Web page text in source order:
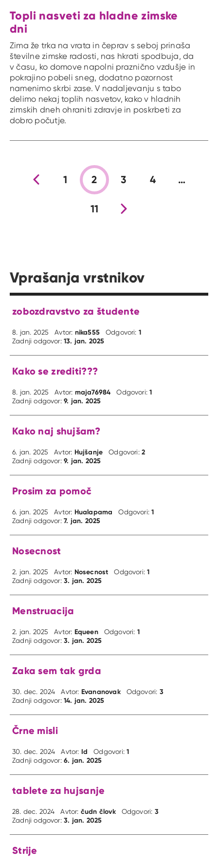
Topli nasveti za hladne zimske
dni
Zima že trka na vrata in čeprav s seboj prinaša
številne zimske radosti, nas hkrati spodbuja, da
v času, ko domove napolni praznično vzdušje in
pokrajino pobeli sneg, dodatno pozornost
namenimo skrbi zase. V nadaljevanju s tabo
delimo nekaj toplih nasvetov, kako v hladnih
zimskih dneh ohraniti zdravje in poskrbeti za
dobro počutje.
Prejšnja stran
1 2 3 4 …
11Nova stran
Vprašanja vrstnikov
zobozdravstvo za študente
8. jan. 2025 Avtor: nika555 Odgovori: 1
Zadnji odgovor:13. jan. 2025
Kako se zrediti???
8. jan. 2025 Avtor: maja76984 Odgovori:1
Zadnji odgovor:9. jan. 2025
Kako naj shujšam?
6. jan. 2025 Avtor: Hujšanje Odgovori:2
Zadnji odgovor:9. jan. 2025
Prosim za pomoč
6. jan. 2025 Avtor: Hualapama Odgovori:1
Zadnji odgovor:7. jan. 2025
Nosecnost
2. jan. 2025 Avtor: Nosecnost Odgovori:1
Zadnji odgovor:3. jan. 2025
Menstruacija
2. jan. 2025 Avtor: Equeen Odgovori: 1
Zadnji odgovor:3. jan. 2025
Zaka sem tak grda
30. dec. 2024 Avtor: Evananovak Odgovori: 3
Zadnji odgovor:14. jan. 2025
Črne misli
30. dec. 2024 Avtor: Id Odgovori:1
Zadnji odgovor:6. jan. 2025
tablete za hujsanje
28. dec. 2024 Avtor: čudn človk Odgovori: 3
Zadnji odgovor:3. jan. 2025
Strije